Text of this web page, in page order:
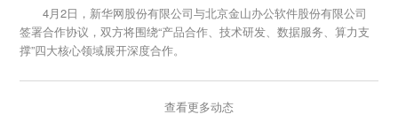
4月2日，新华网股份有限公司与北京金山办公软件股份有限公司
签署合作协议，双方将围绕“产品合作、技术研发、数据服务、算力支
撑”四大核心领域展开深度合作。
查看更多动态